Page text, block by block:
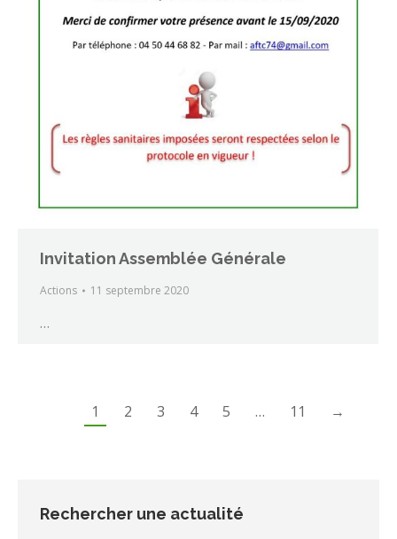
Invitation Assemblée Générale
Actions 11 septembre 2020
…
1 2 3 4 5 … 11 →
Rechercher une actualité